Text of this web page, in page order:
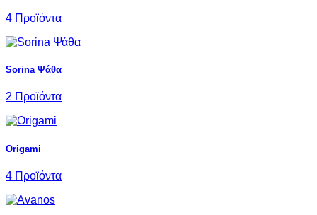
4 Προϊόντα
Sorina Ψάθα
2 Προϊόντα
Origami
4 Προϊόντα